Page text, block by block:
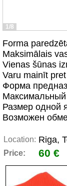
1/8
Forma
Maksimālais
Vienas šūnas
Varu mainīt
Форма
Размер одной
Возможен
Location: Riga,
Price: 60 €